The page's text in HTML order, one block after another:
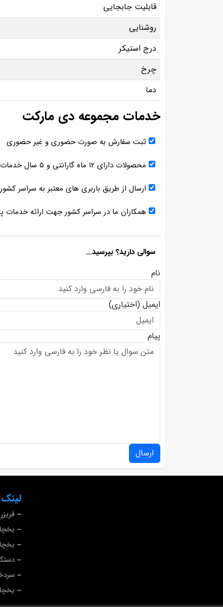
قابلیت جابجایی
روشنایی
درج استیکر
چرخ
دما
خدمات مجموعه دی مارکت
ثبت سفارش به صورت حضوری و غیر حضوری
محصولات دارای 12 ماه گارانتی و 5 سال خدمات پس از فروش
ارسال از طریق باربری های معتبر به سراسر کشور
همکاران ما در سراسر کشور جهت ارائه
سوالی دارید؟ بپرسید...
نام
ایمیل (اختیاری)
پیام
ارسال